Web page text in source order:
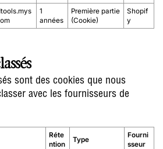
1
années
Première partie
(Cookie)
Shopif
y
sont des cookies que nous
avec les fournisseurs de
Réte
ntion
Type
Fourni
sseur